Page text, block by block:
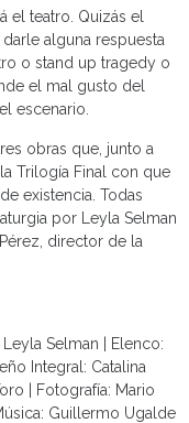
el teatro. Quizás el
alguna respuesta
o stand up tragedy o
el mal gusto del
escenario.
obras que, junto a
Trilogía Final con que
existencia. Todas
por Leyla Selman
director de la
Selman | Elenco:
Integral: Catalina
| Fotografía: Mario
Guillermo Ugalde